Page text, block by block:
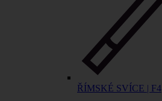
ŘÍMSKÉ SVÍCE | F4